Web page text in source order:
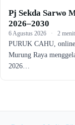
Pj Sekda Sarwo
2026–2030
6 Agustus 2026 · 2
PURUK CAHU,
Murung Raya
2026…